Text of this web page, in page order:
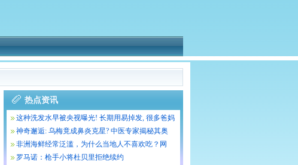
热点资讯
这种洗发水早被央视曝光! 长期用易掉发, 很多爸妈
天天让娃用
神奇邂逅: 乌梅竟成鼻炎克星? 中医专家揭秘其奥
秘!
非洲海鲜经常泛滥，为什么当地人不喜欢吃？网
友：就算免费也不吃
罗马诺：枪手小将杜贝里拒绝续约